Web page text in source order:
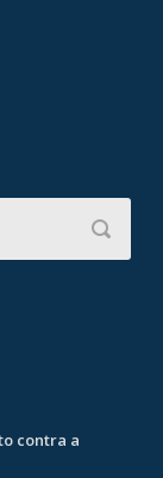
contra a